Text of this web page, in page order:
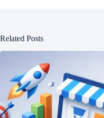
Related Posts